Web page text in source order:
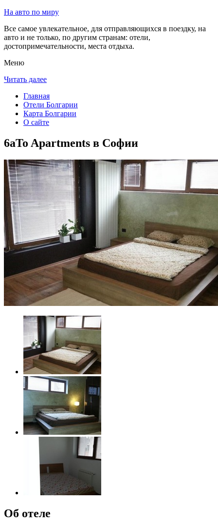
На авто по миру
Все самое увлекательное, для отправляющихся в поездку, на
авто и не только, по другим странам: отели,
достопримечательности, места отдыха.
Меню
Читать далее
Главная
Отели Болгарии
Карта Болгарии
О сайте
6aTo Apartments в Софии
Об отеле